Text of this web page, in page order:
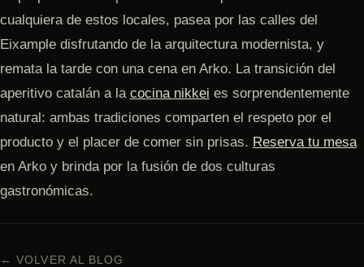
cualquiera de estos locales, pasea por las calles del
Eixample disfrutando de la arquitectura modernista, y
remata la tarde con una cena en Arko. La transición del
aperitivo catalán a la cocina nikkei es sorprendentemente
natural: ambas tradiciones comparten el respeto por el
producto y el placer de comer sin prisas. Reserva tu mesa
en Arko y brinda por la fusión de dos culturas
gastronómicas.
← VOLVER AL BLOG